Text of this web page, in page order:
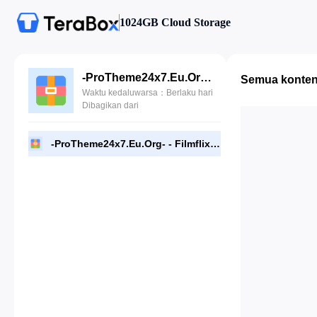
1024GB Cloud Storage
-ProTheme24x7.Eu.Org- - Filmflix - Custom Movie WP Theme With Autoembed.zip
Waktu kedaluwarsa：Berlaku hari
Dibagikan dari
-ProTheme24x7.Eu.Org- - Filmflix - Custom Movie WP Theme With Autoembed.zip
Semua